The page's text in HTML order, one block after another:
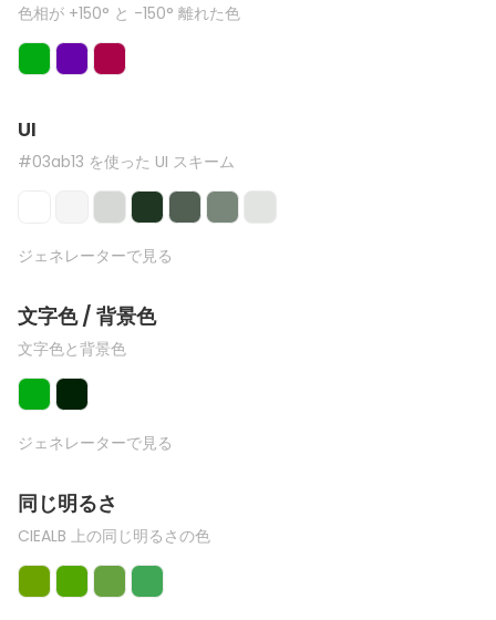
色相が +150° と -150° 離れた色
UI
#03ab13 を使った UI スキーム
ジェネレーターで見る
文字色 / 背景色
文字色と背景色
ジェネレーターで見る
同じ明るさ
CIEALB 上の同じ明るさの色